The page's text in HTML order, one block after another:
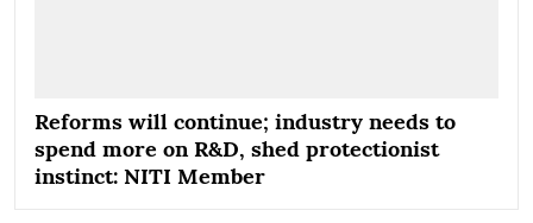
Reforms will continue; industry needs to
spend more on R&D, shed protectionist
instinct: NITI Member